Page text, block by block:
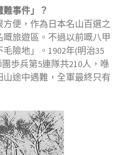
事件」？
便，作為日本名山百選之
旅遊區。不過以前嘅八甲
險地」。1902年(明治35
歩兵第5連隊共210人，喺
途中遇難，全軍最終只有